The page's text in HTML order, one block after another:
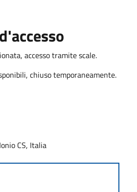
accesso tramite scale.
chiuso temporaneamente.
CS, Italia